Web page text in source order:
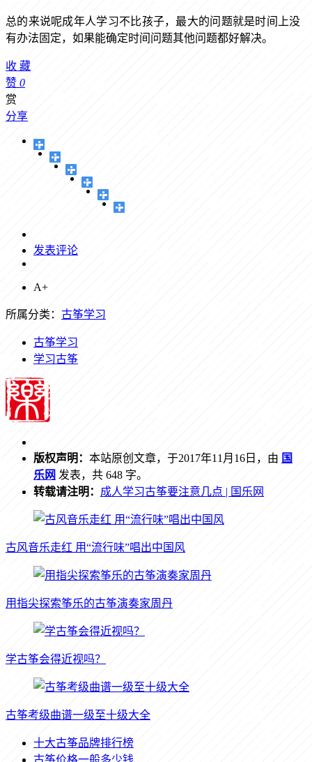
总的来说呢成年人学习不比孩子，最大的问题就是时间上没
有办法固定，如果能确定时间问题其他问题都好解决。
收 藏
赞 0
赏
分享
发表评论
A+
所属分类： 古筝学习
古筝学习
学习古筝
版权声明： 本站原创文章，于2017年11月16日，由 国
乐网 发表，共 648 字。
转载请注明： 成人学习古筝要注意几点 | 国乐网
古风音乐走红 用“流行味”唱出中国风
用指尖探索筝乐的古筝演奏家周丹
学古筝会得近视吗？
古筝考级曲谱一级至十级大全
十大古筝品牌排行榜
古筝价格一般多少钱